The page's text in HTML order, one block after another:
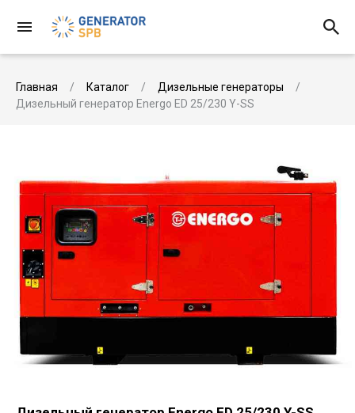
Главная Каталог
Дизельные генераторы
Дизельный генератор Energo ED 25/230 Y-SS